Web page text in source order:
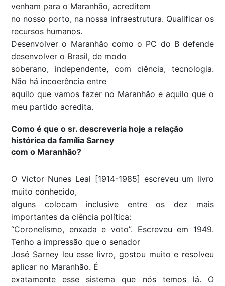
venham para o Maranhão, acreditem
no nosso porto, na nossa infraestrutura. Qualificar os
recursos humanos.
Desenvolver o Maranhão como o PC do B defende
desenvolver o Brasil, de modo
soberano, independente, com ciência, tecnologia.
Não há incoerência entre
aquilo que vamos fazer no Maranhão e aquilo que o
meu partido acredita.
Como é que o sr. descreveria hoje a relação
histórica da família Sarney
com o Maranhão?
O Victor Nunes Leal [1914-1985] escreveu um livro
muito conhecido,
alguns colocam inclusive entre os dez mais
importantes da ciência política:
“Coronelismo, enxada e voto”. Escreveu em 1949.
Tenho a impressão que o senador
José Sarney leu esse livro, gostou muito e resolveu
aplicar no Maranhão. É
exatamente esse sistema que nós temos lá. O